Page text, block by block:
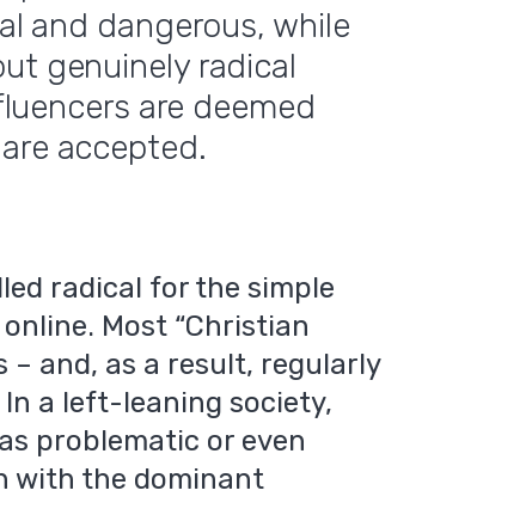
and dangerous, while
genuinely radical
are deemed
accepted.
radical for the simple
Most “Christian
– and, as a result, regularly
a left-leaning society,
problematic or even
with the dominant